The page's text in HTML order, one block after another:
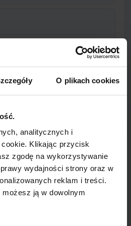
O plikach cookies
analitycznych i
Klikając przycisk
zgodę na wykorzystywanie
wydajności strony oraz w
reklam i treści.
ją w dowolnym
lotnicze z siedzibą w
dystrykcie
operuje regularnymi,
i
także czarterowymi do
Zjednoczonych Emiratów